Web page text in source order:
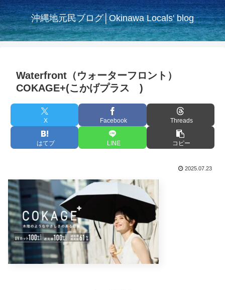
沖縄地元民ブログ│Okinawa Locals' blog
Waterfront（ウォーターフロント）
COKAGE+(こかげプラス )
X Facebook Threads
はてブ LINE コピー
2025.07.23